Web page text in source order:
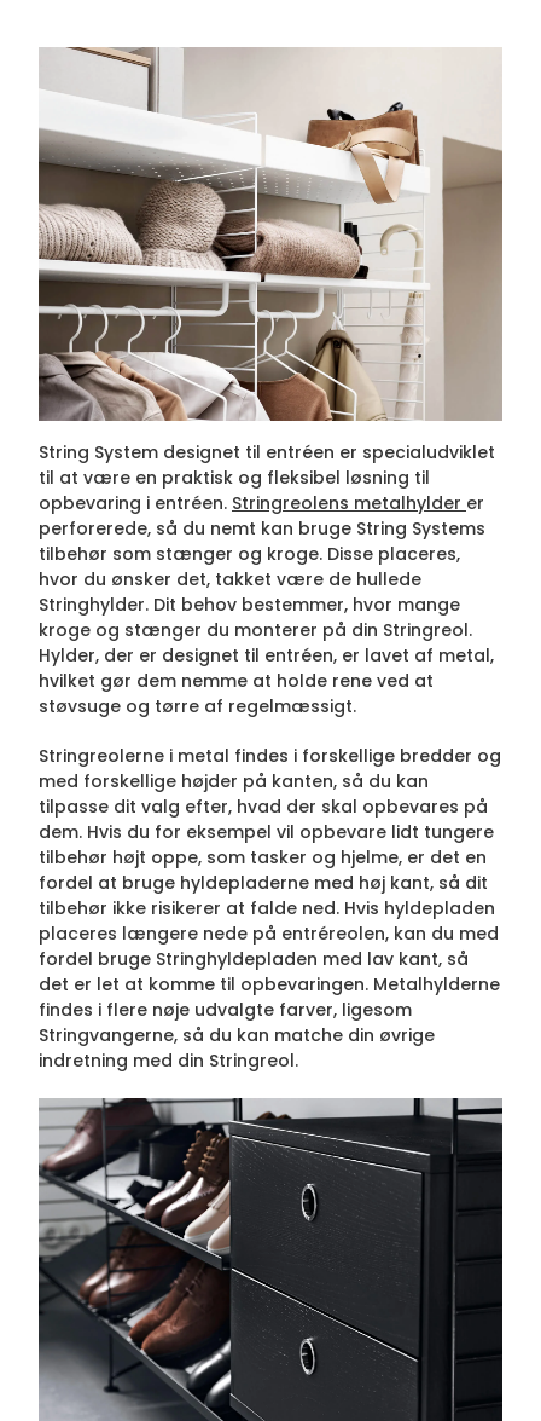
String System designet til entréen er specialudviklet
til at være en praktisk og fleksibel løsning til
opbevaring i entréen. Stringreolens metalhylder er
perforerede, så du nemt kan bruge String Systems
tilbehør som stænger og kroge. Disse placeres,
hvor du ønsker det, takket være de hullede
Stringhylder. Dit behov bestemmer, hvor mange
kroge og stænger du monterer på din Stringreol.
Hylder, der er designet til entréen, er lavet af metal,
hvilket gør dem nemme at holde rene ved at
støvsuge og tørre af regelmæssigt.
Stringreolerne i metal findes i forskellige bredder og
med forskellige højder på kanten, så du kan
tilpasse dit valg efter, hvad der skal opbevares på
dem. Hvis du for eksempel vil opbevare lidt tungere
tilbehør højt oppe, som tasker og hjelme, er det en
fordel at bruge hyldepladerne med høj kant, så dit
tilbehør ikke risikerer at falde ned. Hvis hyldepladen
placeres længere nede på entréreolen, kan du med
fordel bruge Stringhyldepladen med lav kant, så
det er let at komme til opbevaringen. Metalhylderne
findes i flere nøje udvalgte farver, ligesom
Stringvangerne, så du kan matche din øvrige
indretning med din Stringreol.